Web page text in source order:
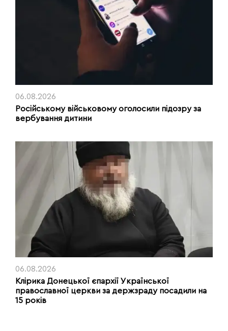
06.08.2026
Російському військовому оголосили підозру за
вербування дитини
06.08.2026
Клірика Донецької єпархії Української
православної церкви за держзраду посадили на
15 років